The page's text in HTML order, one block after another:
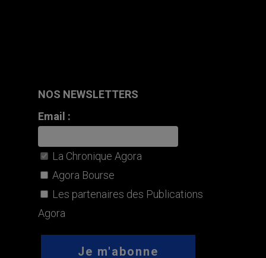
NOS NEWSLETTERS
Email :
La Chronique Agora
Agora Bourse
Les partenaires des Publications
Agora